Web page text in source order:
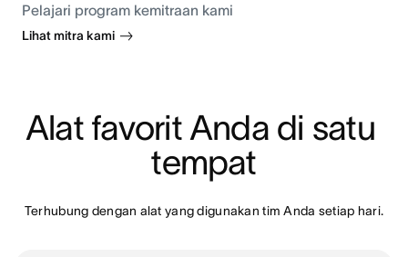
Pelajari program kemitraan kami
Lihat mitra kami
Alat favorit Anda di satu
tempat
Terhubung dengan alat yang digunakan tim Anda setiap hari.